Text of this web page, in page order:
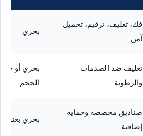
فك، تغليف، ترقيم، تحميل
آمن
بحري
تغليف ضد الصدمات
والرطوبة
بحري أو
الحجم
صناديق مخصصة وحماية
إضافية
بحري